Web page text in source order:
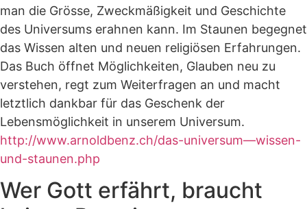
man die Grösse, Zweckmäßigkeit und Geschichte
des Universums erahnen kann. Im Staunen begegnet
das Wissen alten und neuen religiösen Erfahrungen.
Das Buch öffnet Möglichkeiten, Glauben neu zu
verstehen, regt zum Weiterfragen an und macht
letztlich dankbar für das Geschenk der
Lebensmöglichkeit in unserem Universum.
http://www.arnoldbenz.ch/das-universum—wissen-
und-staunen.php
Wer Gott erfährt, braucht